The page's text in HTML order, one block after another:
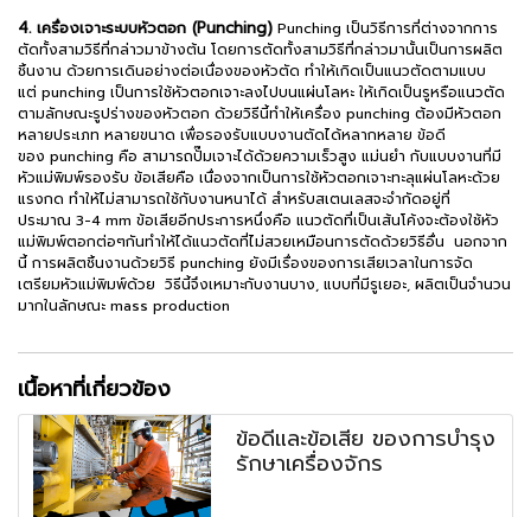
4. เครื่องเจาะระบบหัวตอก (Punching) Punching เป็นวิธีการที่ต่างจากการ
ตัดทั้งสามวิธีที่กล่าวมาข้างต้น โดยการตัดทั้งสามวิธีที่กล่าวมานั้นเป็นการผลิต
ชิ้นงาน ด้วยการเดินอย่างต่อเนื่องของหัวตัด ทำให้เกิดเป็นแนวตัดตามแบบ
แต่ punching เป็นการใช้หัวตอกเจาะลงไปบนแผ่นโลหะ ให้เกิดเป็นรูหรือแนวตัด
ตามลักษณะรูปร่างของหัวตอก ด้วยวิธีนี้ทำให้เครื่อง punching ต้องมีหัวตอก
หลายประเภท หลายขนาด เพื่อรองรับแบบงานตัดได้หลากหลาย ข้อดี
ของ punching คือ สามารถปั๊มเจาะได้ด้วยความเร็วสูง แม่นยำ กับแบบงานที่มี
หัวแม่พิมพ์รองรับ ข้อเสียคือ เนื่องจากเป็นการใช้หัวตอกเจาะทะลุแผ่นโลหะด้วย
แรงกด ทำให้ไม่สามารถใช้กับงานหนาได้ สำหรับสเตนเลสจะจำกัดอยู่ที่
ประมาณ 3-4 mm ข้อเสียอีกประการหนึ่งคือ แนวตัดที่เป็นเส้นโค้งจะต้องใช้หัว
แม่พิมพ์ตอกต่อๆกันทำให้ได้แนวตัดที่ไม่สวยเหมือนการตัดด้วยวิธีอื่น นอกจาก
นี้ การผลิตชิ้นงานด้วยวิธี punching ยังมีเรื่องของการเสียเวลาในการจัด
เตรียมหัวแม่พิมพ์ด้วย วิธีนี้จึงเหมาะกับงานบาง, แบบที่มีรูเยอะ, ผลิตเป็นจำนวน
มากในลักษณะ mass production
เนื้อหาที่เกี่ยวข้อง
ข้อดีและข้อเสีย ของการบำรุง
รักษาเครื่องจักร